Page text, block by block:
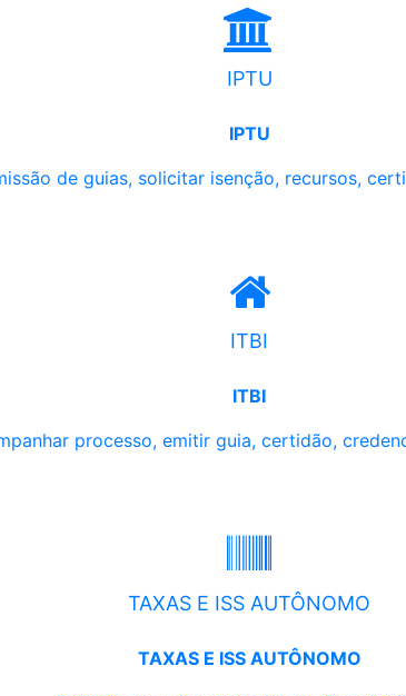
IPTU
IPTU
de guias, solicitar isenção, recursos,
ITBI
ITBI
processo, emitir guia, certidão,
TAXAS E ISS AUTÔNOMO
TAXAS E ISS AUTÔNOMO